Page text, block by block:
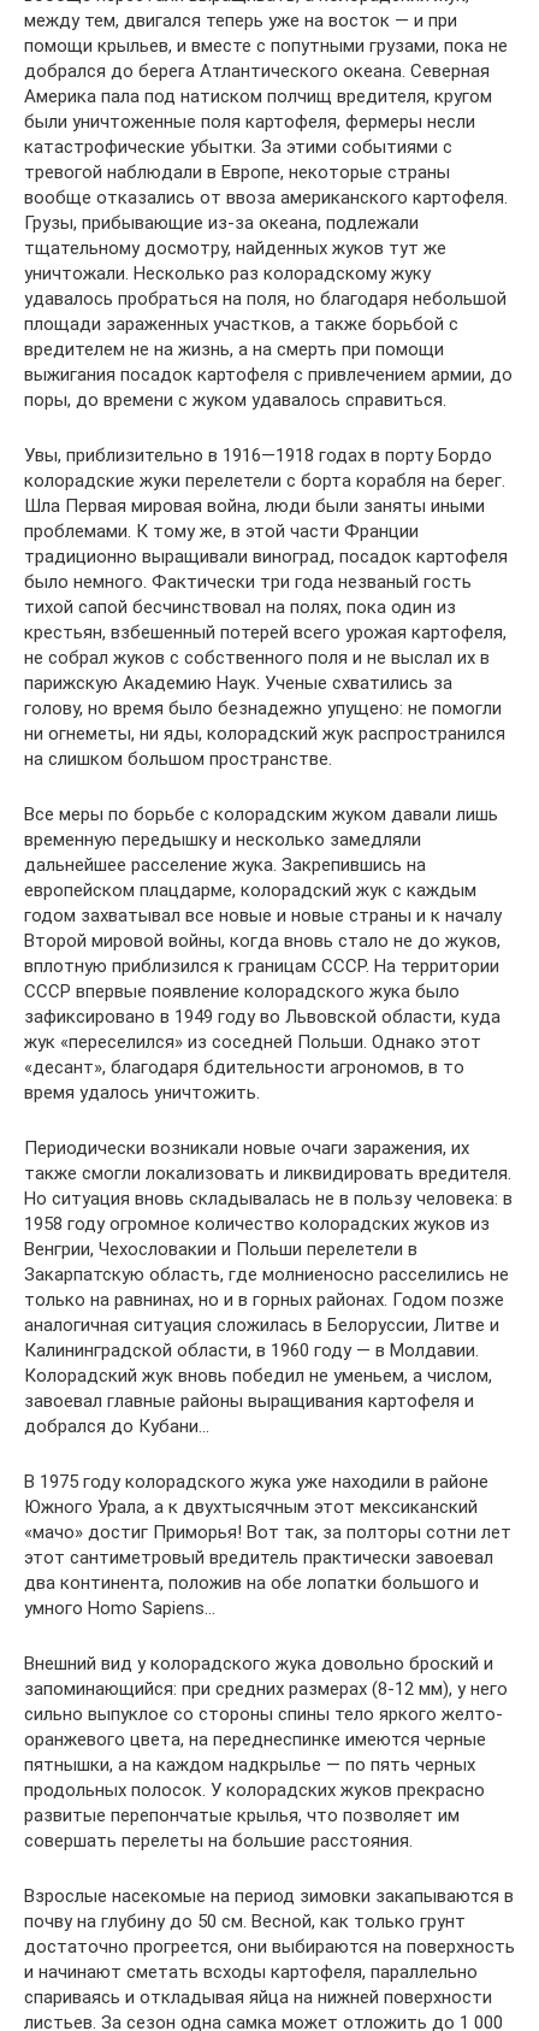
между тем, двигался теперь уже на восток — и при
помощи крыльев, и вместе с попутными грузами, пока не
добрался до берега Атлантического океана. Северная
Америка пала под натиском полчищ вредителя, кругом
были уничтоженные поля картофеля, фермеры несли
катастрофические убытки. За этими событиями с
тревогой наблюдали в Европе, некоторые страны
вообще отказались от ввоза американского картофеля.
Грузы, прибывающие из-за океана, подлежали
тщательному досмотру, найденных жуков тут же
уничтожали. Несколько раз колорадскому жуку
удавалось пробраться на поля, но благодаря небольшой
площади зараженных участков, а также борьбой с
вредителем не на жизнь, а на смерть при помощи
выжигания посадок картофеля с привлечением армии, до
поры, до времени с жуком удавалось справиться.
Увы, приблизительно в 1916—1918 годах в порту Бордо
колорадские жуки перелетели с борта корабля на берег.
Шла Первая мировая война, люди были заняты иными
проблемами. К тому же, в этой части Франции
традиционно выращивали виноград, посадок картофеля
было немного. Фактически три года незваный гость
тихой сапой бесчинствовал на полях, пока один из
крестьян, взбешенный потерей всего урожая картофеля,
не собрал жуков с собственного поля и не выслал их в
парижскую Академию Наук. Ученые схватились за
голову, но время было безнадежно упущено: не помогли
ни огнеметы, ни яды, колорадский жук распространился
на слишком большом пространстве.
Все меры по борьбе с колорадским жуком давали лишь
временную передышку и несколько замедляли
дальнейшее расселение жука. Закрепившись на
европейском плацдарме, колорадский жук с каждым
годом захватывал все новые и новые страны и к началу
Второй мировой войны, когда вновь стало не до жуков,
вплотную приблизился к границам СССР. На территории
СССР впервые появление колорадского жука было
зафиксировано в 1949 году во Львовской области, куда
жук «переселился» из соседней Польши. Однако этот
«десант», благодаря бдительности агрономов, в то
время удалось уничтожить.
Периодически возникали новые очаги заражения, их
также смогли локализовать и ликвидировать вредителя.
Но ситуация вновь складывалась не в пользу человека: в
1958 году огромное количество колорадских жуков из
Венгрии, Чехословакии и Польши перелетели в
Закарпатскую область, где молниеносно расселились не
только на равнинах, но и в горных районах. Годом позже
аналогичная ситуация сложилась в Белоруссии, Литве и
Калининградской области, в 1960 году — в Молдавии.
Колорадский жук вновь победил не уменьем, а числом,
завоевал главные районы выращивания картофеля и
добрался до Кубани…
В 1975 году колорадского жука уже находили в районе
Южного Урала, а к двухтысячным этот мексиканский
«мачо» достиг Приморья! Вот так, за полторы сотни лет
этот сантиметровый вредитель практически завоевал
два континента, положив на обе лопатки большого и
умного Homo Sapiens…
Внешний вид у колорадского жука довольно броский и
запоминающийся: при средних размерах (8-12 мм), у него
сильно выпуклое со стороны спины тело яркого желто-
оранжевого цвета, на переднеспинке имеются черные
пятнышки, а на каждом надкрылье — по пять черных
продольных полосок. У колорадских жуков прекрасно
развитые перепончатые крылья, что позволяет им
совершать перелеты на большие расстояния.
Взрослые насекомые на период зимовки закапываются в
почву на глубину до 50 см. Весной, как только грунт
достаточно прогреется, они выбираются на поверхность
и начинают сметать всходы картофеля, параллельно
спариваясь и откладывая яйца на нижней поверхности
листьев. За сезон одна самка может отложить до 1 000